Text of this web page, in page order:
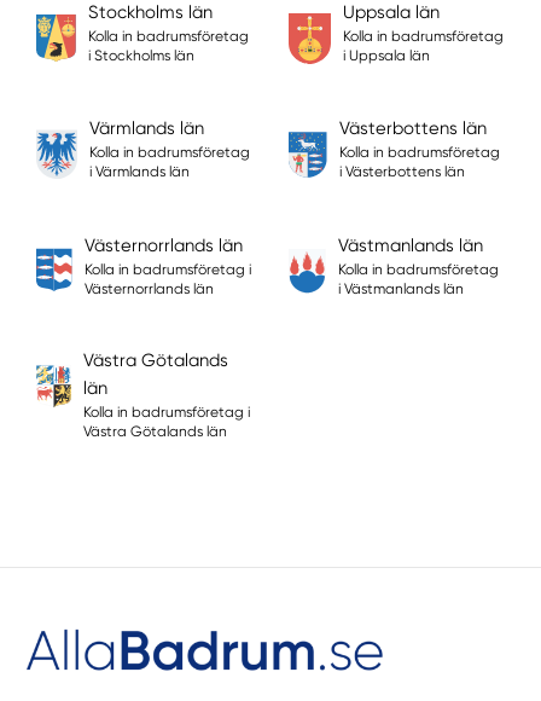
Stockholms län
Kolla in badrumsföretag
i Stockholms län
Uppsala län
Kolla in badrumsföretag
i Uppsala län
Värmlands län
Kolla in badrumsföretag
i Värmlands län
Västerbottens län
Kolla in badrumsföretag
i Västerbottens län
Västernorrlands län
Kolla in badrumsföretag i
Västernorrlands län
Västmanlands län
Kolla in badrumsföretag
i Västmanlands län
Västra Götalands
län
Kolla in badrumsföretag i
Västra Götalands län